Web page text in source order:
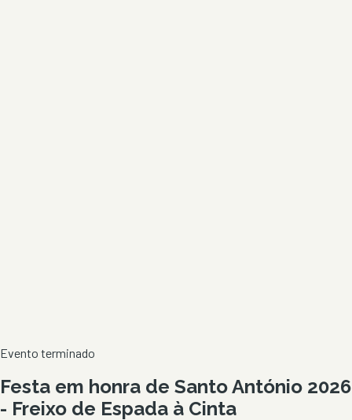
Evento terminado
Festa em honra de Santo António 2026
- Freixo de Espada à Cinta